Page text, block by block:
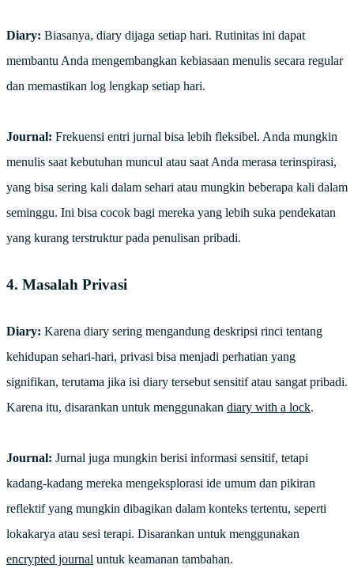
Diary: Biasanya, diary dijaga setiap hari. Rutinitas ini dapat
membantu Anda mengembangkan kebiasaan menulis secara regular
dan memastikan log lengkap setiap hari.
Journal: Frekuensi entri jurnal bisa lebih fleksibel. Anda mungkin
menulis saat kebutuhan muncul atau saat Anda merasa terinspirasi,
yang bisa sering kali dalam sehari atau mungkin beberapa kali dalam
seminggu. Ini bisa cocok bagi mereka yang lebih suka pendekatan
yang kurang terstruktur pada penulisan pribadi.
4. Masalah Privasi
Diary: Karena diary sering mengandung deskripsi rinci tentang
kehidupan sehari-hari, privasi bisa menjadi perhatian yang
signifikan, terutama jika isi diary tersebut sensitif atau sangat pribadi.
Karena itu, disarankan untuk menggunakan diary with a lock.
Journal: Jurnal juga mungkin berisi informasi sensitif, tetapi
kadang-kadang mereka mengeksplorasi ide umum dan pikiran
reflektif yang mungkin dibagikan dalam konteks tertentu, seperti
lokakarya atau sesi terapi. Disarankan untuk menggunakan
encrypted journal untuk keamanan tambahan.